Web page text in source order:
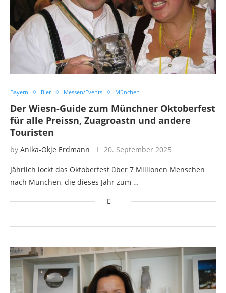
Bayern Bier Messen/Events München
Der Wiesn-Guide zum Münchner Oktoberfest
für alle Preissn, Zuagroastn und andere
Touristen
by Anika-Okje Erdmann 20. September 2025
Jährlich lockt das Oktoberfest über 7 Millionen Menschen
nach München, die dieses Jahr zum …